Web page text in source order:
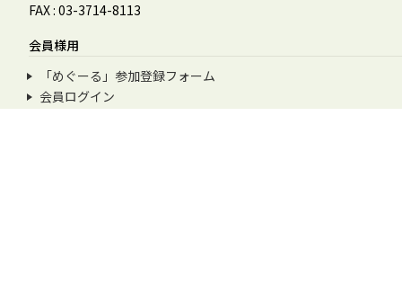
FAX : 03-3714-8113
会員様用
「めぐーる」参加登録フォーム
会員ログイン